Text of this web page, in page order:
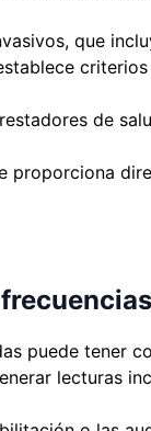
que
de
proporciona
puede tener
lecturas